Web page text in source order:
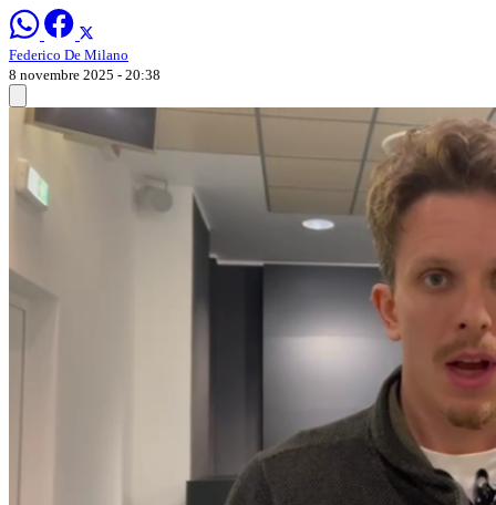
Federico De Milano
8 novembre 2025 - 20:38